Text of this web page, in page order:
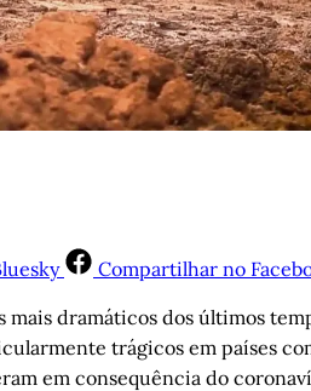
Compartilhar no
mais dramáticos dos últimos
trágicos em países
em consequência do